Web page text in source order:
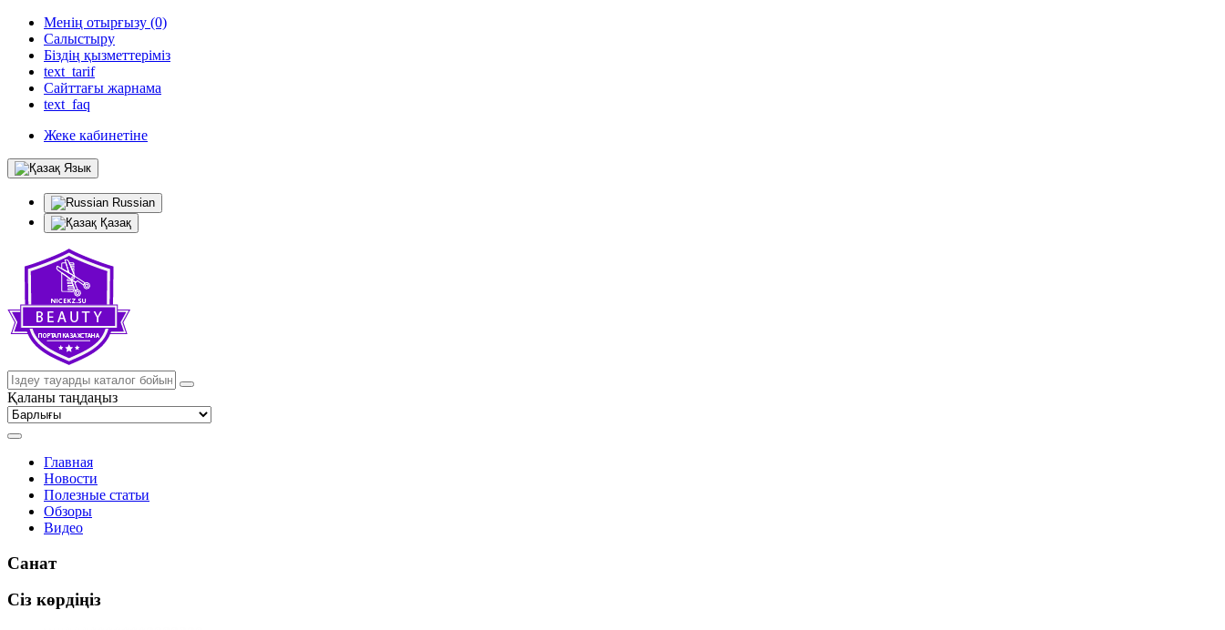
Менің отырғызу (0)
Салыстыру
Біздің қызметтеріміз
text_tarif
Сайттағы жарнама
text_faq
Жеке кабинетіне
Язык
Russian
Қазақ
Қаланы таңдаңыз
Главная
Новости
Полезные статьи
Обзоры
Видео
Санат
Сіз көрдіңіз